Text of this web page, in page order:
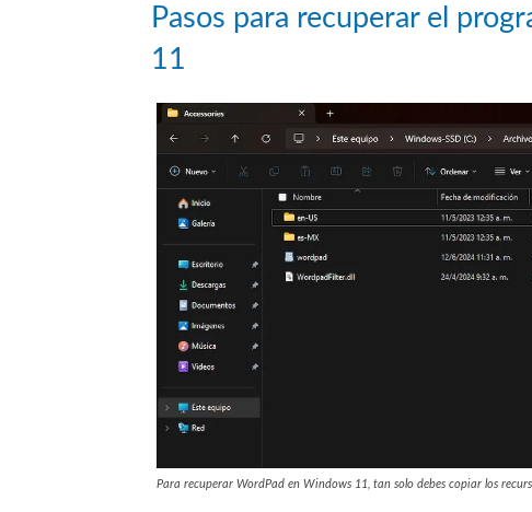
Pasos para recuperar el
11
Para recuperar WordPad en Windows 11, tan solo debes copiar los